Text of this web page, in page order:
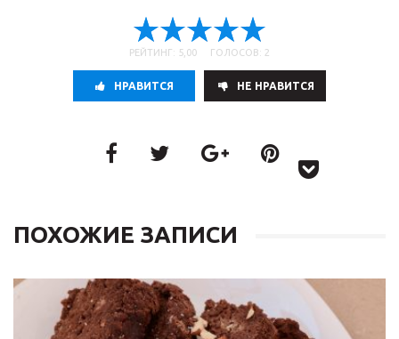
РЕЙТИНГ: 5,00 ГОЛОСОВ: 2
НРАВИТСЯ НE НРАВИТСЯ
ПОХОЖИЕ ЗАПИСИ